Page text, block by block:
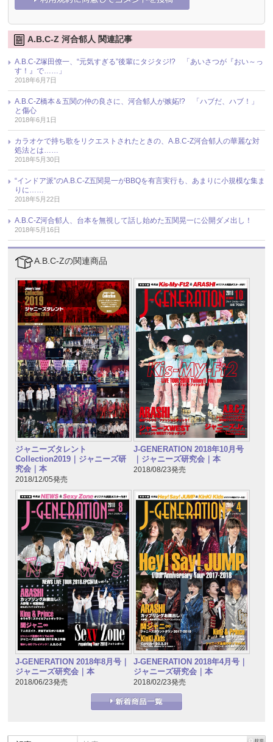
A.B.C-Z 河合郁人 関連記事
A.B.C-Z塚田僚一、“元気すぎる”後輩にタジタジ!? 「あいさつが『おい～っ
す！』で……」
2018年6月7日
A.B.C-Z橋本＆五関の仲の良さに、河合郁人が嫉妬!? 「ハブだ、ハブ！」
と傷心
2018年6月1日
カラオケで持ち歌をリクエストされたときの、A.B.C-Z河合郁人の華麗な対
処法とは……
2018年5月30日
“インドア派”のA.B.C-Z五関晃一がBBQを有言実行も、あまりに小規模な集ま
りに……
2018年5月22日
A.B.C-Z河合郁人、台本を無視して話し始めた五関晃一に公開ダメ出し！
2018年5月16日
A.B.C-Zの関連商品
ジャニーズタレント
Collection2019｜ジャニーズ研
究会｜本
2018/12/05発売
J-GENERATION 2018年10月号
｜ジャニーズ研究会｜本
2018/08/23発売
J-GENERATION 2018年8月号｜
ジャニーズ研究会｜本
2018/06/23発売
J-GENERATION 2018年4月号｜
ジャニーズ研究会｜本
2018/02/23発売